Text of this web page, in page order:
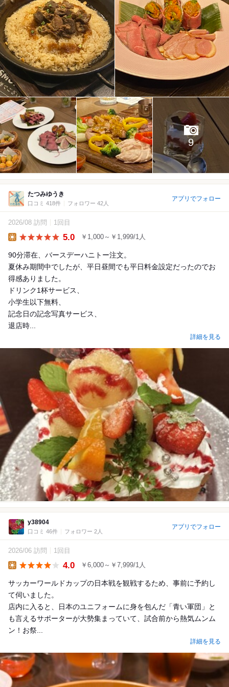
9
たつみゆうき
口コミ 418件 フォロワー 42人
アプリでフォロー
2026/08 訪問 1回目
5.0 ￥1,000～￥1,999/1人
90分滞在、バースデーハニトー注文。
夏休み期間中でしたが、平日昼間でも平日料金設定だったのでお
得感ありました。
ドリンク1杯サービス、
小学生以下無料、
記念日の記念写真サービス、
退店時...
詳細を見る
y38904
口コミ 46件 フォロワー 2人
アプリでフォロー
2026/06 訪問 1回目
4.0 ￥6,000～￥7,999/1人
サッカーワールドカップの日本戦を観戦するため、事前に予約し
て伺いました。
店内に入ると、日本のユニフォームに身を包んだ「青い軍団」と
も言えるサポーターが大勢集まっていて、試合前から熱気ムンム
ン！お祭...
詳細を見る